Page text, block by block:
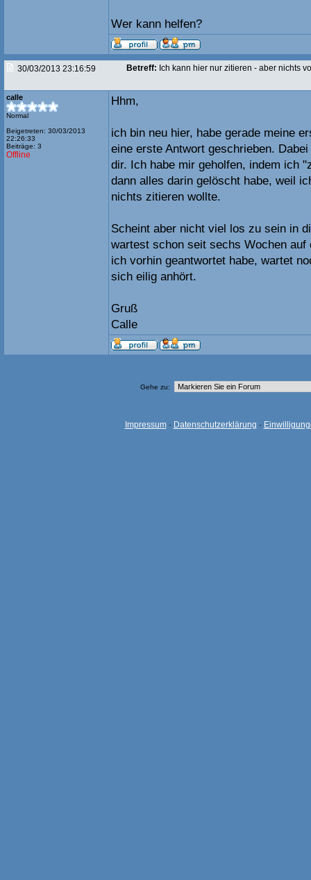
Wer kann helfen?
30/03/2013 23:16:59 Betreff: Ich kann hier nur zitieren - aber nichts
calle
Normal
Beigetreten: 30/03/2013
22:26:33
Beiträge: 3
Offline
Hhm,
ich bin neu hier, habe gerade meine
eine erste Antwort geschrieben.
dir. Ich habe mir geholfen, indem ich
dann alles darin gelöscht habe, weil
nichts zitieren wollte.
Scheint aber nicht viel los zu sein in
wartest schon seit sechs Wochen auf
ich vorhin geantwortet habe, wartet
sich eilig anhört.
Gruß
Calle
Gehe zu:
Impressum· Datenschutzerklärung ·